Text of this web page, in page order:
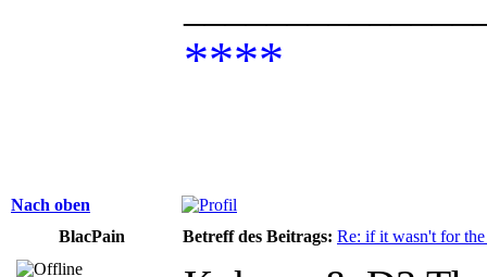
****
Nach oben
BlacPain
Betreff des Beitrags: Re: if it wasn't for